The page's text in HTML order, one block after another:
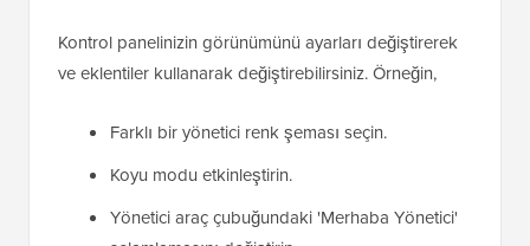
Kontrol panelinizin görünümünü ayarları değiştirerek
ve eklentiler kullanarak değiştirebilirsiniz. Örneğin,
Farklı bir yönetici renk şeması seçin.
Koyu modu etkinleştirin.
Yönetici araç çubuğundaki 'Merhaba Yönetici'